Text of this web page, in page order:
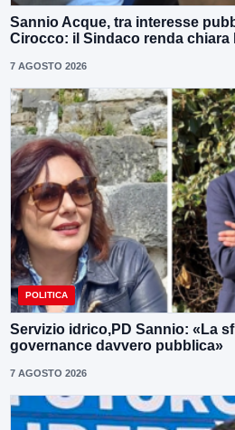
Sannio Acque, tra interesse
Cirocco: il Sindaco renda chiara
7 AGOSTO 2026
POLITICA
Servizio idrico,PD Sannio: «La
governance davvero pubblica»
7 AGOSTO 2026